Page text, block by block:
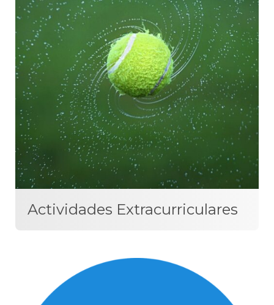
Actividades Extracurriculares